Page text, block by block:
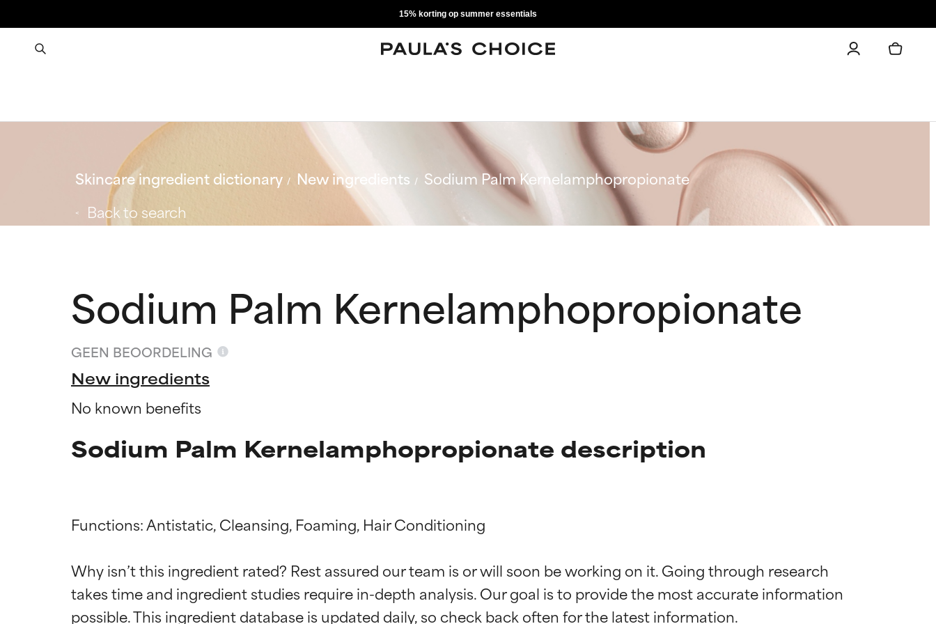
15% korting op summer essentials
Skincare ingredient dictionary New ingredients
Sodium Palm Kernelamphopropionate
Back to search
Sodium Palm Kernelamphopropionate
GEEN BEOORDELING
New ingredients
No known benefits
Sodium Palm Kernelamphopropionate description
Functions: Antistatic, Cleansing, Foaming, Hair Conditioning
Why isn’t this ingredient rated? Rest assured our team is or will soon be working on it. Going through research
takes time and ingredient studies require in-depth analysis. Our goal is to provide the most accurate information
Beoordelingen van ingrediënten
BESTE
Beoordelingen van ingrediënten
BESTE